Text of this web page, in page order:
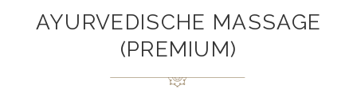
AYURVEDISCHE MASSAGE
(PREMIUM)